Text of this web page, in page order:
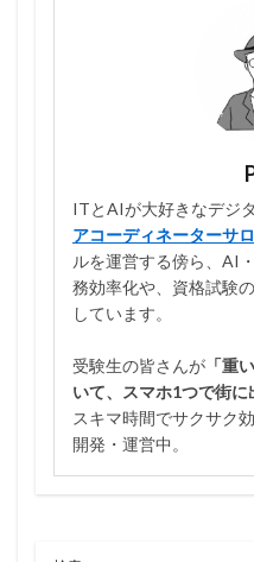
ITとAIが大好きなデジ
アコーディネーターサ
ルを運営する傍ら、AI
務効率化や、資格試験
しています。
受験生の皆さんが 「重
いて、スマホ1つで街に
スキマ時間でサクサク
開発・運営中。